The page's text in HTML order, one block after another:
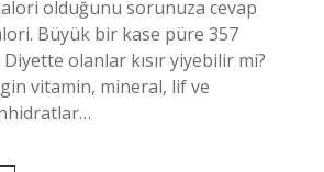
olduğunu sorunuza cevap
Büyük bir kase püre 357
olanlar kısır yiyebilir mi?
vitamin, mineral, lif ve